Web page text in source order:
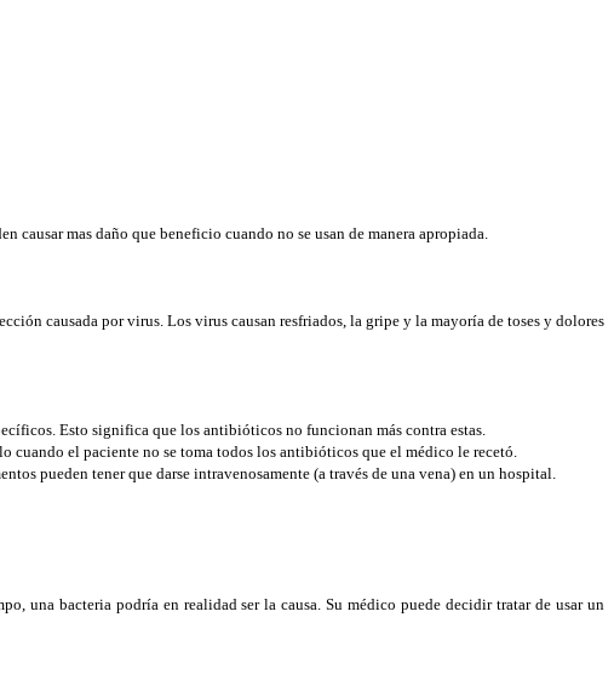
mas daño que beneficio cuando no se usan de manera apropiada.
causada por virus. Los virus causan resfriados, la gripe y la mayoría de toses y dolores
Esto significa que los antibióticos no funcionan más contra estas.
cuando el paciente no se toma todos los antibióticos que el médico le recetó.
pueden tener que darse intravenosamente (a través de una vena) en un hospital.
una bacteria podría en realidad ser la causa. Su médico puede decidir tratar de usar un